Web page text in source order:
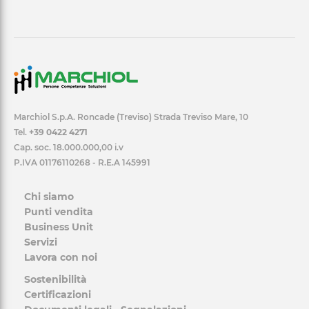
Marchiol S.p.A. Roncade (Treviso) Strada Treviso Mare, 10
Tel. +39 0422 4271
Cap. soc. 18.000.000,00 i.v
P.IVA 01176110268 - R.E.A 145991
Chi siamo
Punti vendita
Business Unit
Servizi
Lavora con noi
Sostenibilità
Certificazioni